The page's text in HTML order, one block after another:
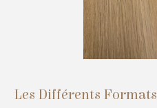
Les Différents Formats